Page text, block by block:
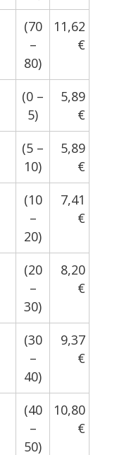
(70
–
80)
11,62
€
(0 –
5)
5,89
€
(5 –
10)
5,89
€
(10
–
20)
7,41
€
(20
–
30)
8,20
€
(30
–
40)
9,37
€
(40
–
50)
10,80
€